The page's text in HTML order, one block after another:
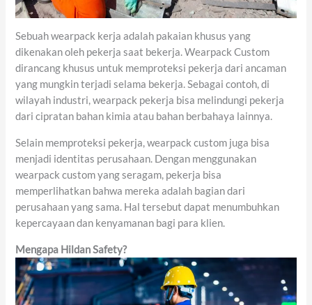
Sebuah wearpack kerja adalah pakaian khusus yang
dikenakan oleh pekerja saat bekerja. Wearpack Custom
dirancang khusus untuk memproteksi pekerja dari ancaman
yang mungkin terjadi selama bekerja. Sebagai contoh, di
wilayah industri, wearpack pekerja bisa melindungi pekerja
dari cipratan bahan kimia atau bahan berbahaya lainnya.
Selain memproteksi pekerja, wearpack custom juga bisa
menjadi identitas perusahaan. Dengan menggunakan
wearpack custom yang seragam, pekerja bisa
memperlihatkan bahwa mereka adalah bagian dari
perusahaan yang sama. Hal tersebut dapat menumbuhkan
kepercayaan dan kenyamanan bagi para klien.
Mengapa Hildan Safety?